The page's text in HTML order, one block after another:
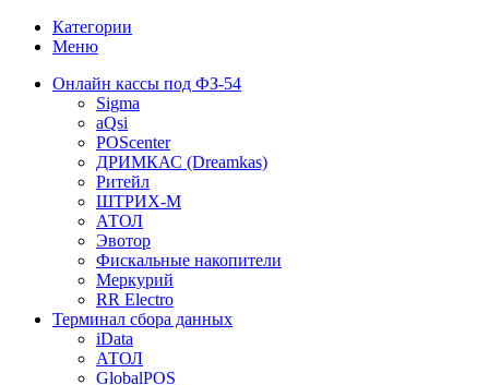
Категории
Меню
Онлайн кассы под ФЗ-54
Sigma
aQsi
POScenter
ДРИМКАС (Dreamkas)
Ритейл
ШТРИХ-М
АТОЛ
Эвотор
Фискальные накопители
Меркурий
RR Electro
Терминал сбора данных
iData
АТОЛ
GlobalPOS